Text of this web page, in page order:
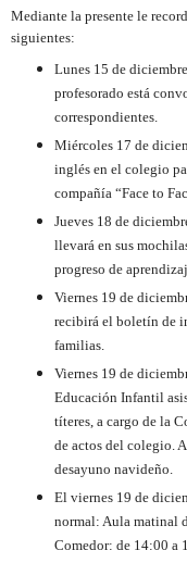
Mediante la presente le
siguientes:
Lunes 15 de
profesorado está
correspondientes.
Miércoles 17 de
inglés en el colegio
compañía “Face to
Jueves 18 de
llevará en sus
progreso de
Viernes 19 de
recibirá el boletín de
familias.
Viernes 19 de
Educación Infantil
títeres, a cargo de la
de actos del colegio.
desayuno navideño.
El viernes 19 de
normal: Aula matinal
Comedor: de 14:00 a